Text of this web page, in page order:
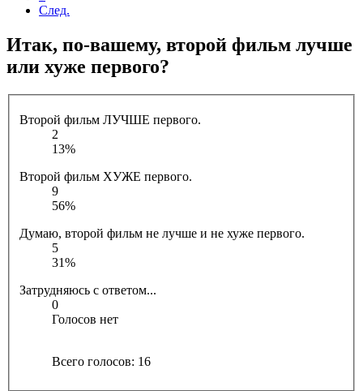
След.
Итак, по-вашему, второй фильм лучше
или хуже первого?
Второй фильм ЛУЧШЕ первого.
2
13%
Второй фильм ХУЖЕ первого.
9
56%
Думаю, второй фильм не лучше и не хуже первого.
5
31%
Затрудняюсь с ответом...
0
Голосов нет
Всего голосов: 16